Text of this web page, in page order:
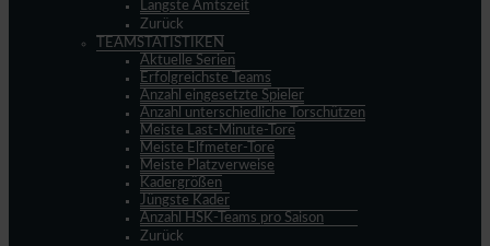
Längste Amtszeit
Zurück
TEAMSTATISTIKEN
Aktuelle Serien
Erfolgreichste Teams
Anzahl eingesetzte Spieler
Anzahl unterschiedliche Torschützen
Meiste Last-Minute-Tore
Meiste Elfmeter-Tore
Meiste Platzverweise
Kadergrößen
Jüngste Kader
Anzahl HSK-Teams pro Saison
Zurück